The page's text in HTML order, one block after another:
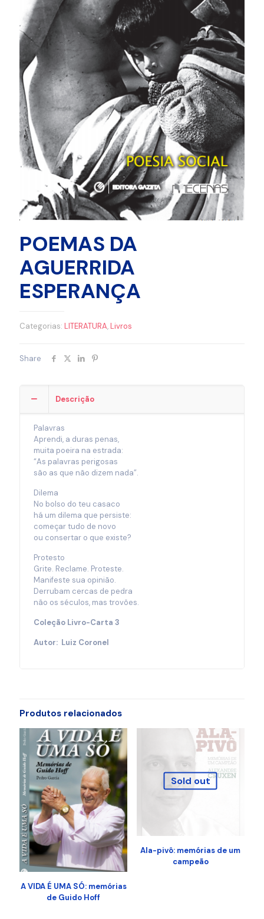
POEMAS DA
AGUERRIDA
ESPERANÇA
Categorias: LITERATURA,Livros
Share
Descrição
Palavras
Aprendi, a duras penas,
muita poeira na estrada:
“As palavras perigosas
são as que não dizem nada”.
Dilema
No bolso do teu casaco
há um dilema que persiste:
começar tudo de novo
ou consertar o que existe?
Protesto
Grite. Reclame. Proteste.
Manifeste sua opinião.
Derrubam cercas de pedra
não os séculos, mas trovões.
Coleção Livro-Carta 3
Autor: Luiz Coronel
Produtos relacionados
A VIDA É UMA SÓ: memórias
de Guido Hoff
Sold out
Ala-pivô: memórias de um
campeão